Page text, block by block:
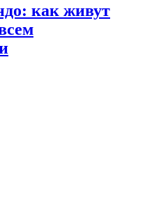
как живут